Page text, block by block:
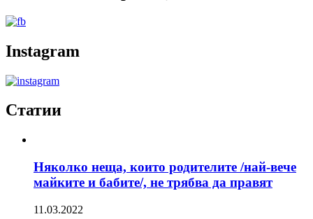
Instagram
Статии
Няколко неща, които родителите /най-вече
майките и бабите/, не трябва да правят
11.03.2022